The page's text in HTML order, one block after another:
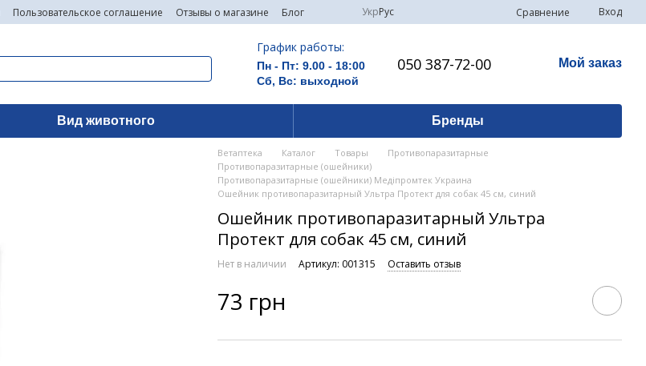
Пользовательское соглашение Отзывы о магазине Блог УкрРус Сравнение Вход
График работы:
Пн - Пт: 9.00 - 18:00
Сб, Вс: выходной
050 387-72-00 Мой заказ
Вид животного Бренды
Ветаптека Каталог Товары
Противопаразитарные
Противопаразитарные (ошейники)
Противопаразитарные (ошейники) Медіпромтек Украина
Ошейник противопаразитарный Ультра Протект для cобак 45 см, синий
Ошейник противопаразитарный Ультра
Протект для cобак 45 см, синий
Нет в наличии Артикул: 001315 Оставить отзыв
73 грн